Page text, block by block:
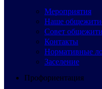
Мероприятия
Наше
Совет
Контакты
Нормативные
Заселение
Профориентация